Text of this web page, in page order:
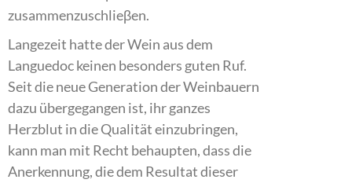
zusammenzuschlieβen.
Langezeit hatte der Wein aus dem
Languedoc keinen besonders guten Ruf.
Seit die neue Generation der Weinbauern
dazu übergegangen ist, ihr ganzes
Herzblut in die Qualität einzubringen,
kann man mit Recht behaupten, dass die
Anerkennung, die dem Resultat dieser